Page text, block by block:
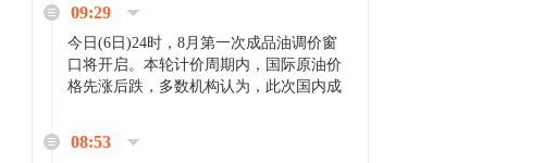
家好货依旧惜售挺...
09:29
今日(6日)24时，8月第一次成品油调价窗
口将开启。本轮计价周期内，国际原油价
格先涨后跌，多数机构认为，此次国内成
08:53